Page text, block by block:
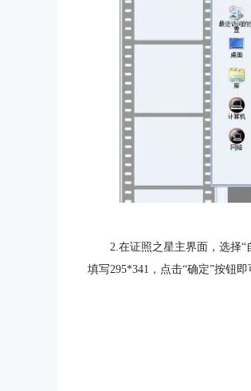
2.在证照之星主界面，选择
填写295*341，点击“确定”按钮即